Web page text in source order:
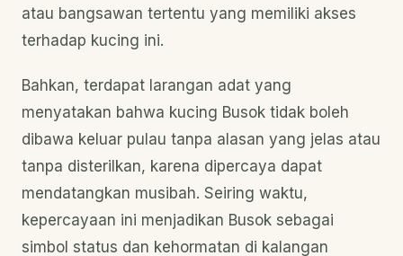
atau bangsawan tertentu yang memiliki akses
terhadap kucing ini.
Bahkan, terdapat larangan adat yang
menyatakan bahwa kucing Busok tidak boleh
dibawa keluar pulau tanpa alasan yang jelas atau
tanpa disterilkan, karena dipercaya dapat
mendatangkan musibah. Seiring waktu,
kepercayaan ini menjadikan Busok sebagai
simbol status dan kehormatan di kalangan